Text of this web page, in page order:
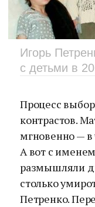
Игорь
с детьми в
Процесс
контрастов.
мгновенно — в
А вот с
размышляли
столько
Петренко.